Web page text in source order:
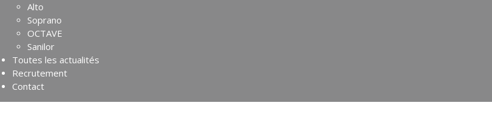
Alto
Soprano
OCTAVE
Sanilor
Toutes les actualités
Recrutement
Contact